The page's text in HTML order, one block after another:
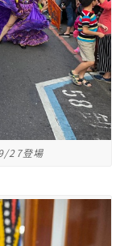
27登場